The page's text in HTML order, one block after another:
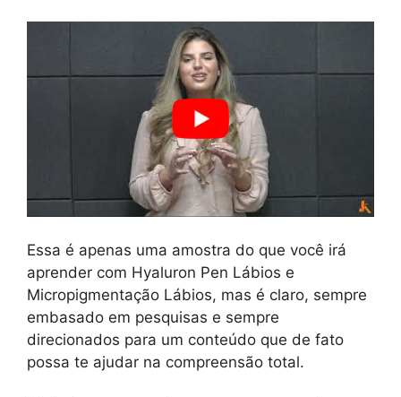
Essa é apenas uma amostra do que você irá
aprender com Hyaluron Pen Lábios e
Micropigmentação Lábios, mas é claro, sempre
embasado em pesquisas e sempre
direcionados para um conteúdo que de fato
possa te ajudar na compreensão total.